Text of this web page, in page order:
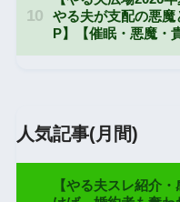
人気記事(月間)